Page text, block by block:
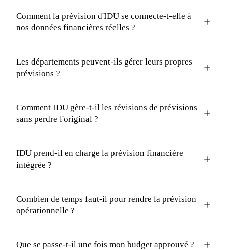
Comment la prévision d'IDU se connecte-t-elle à
nos données financières réelles ?
Les départements peuvent-ils gérer leurs propres
prévisions ?
Comment IDU gère-t-il les révisions de prévisions
sans perdre l'original ?
IDU prend-il en charge la prévision financière
intégrée ?
Combien de temps faut-il pour rendre la prévision
opérationnelle ?
Que se passe-t-il une fois mon budget approuvé ?